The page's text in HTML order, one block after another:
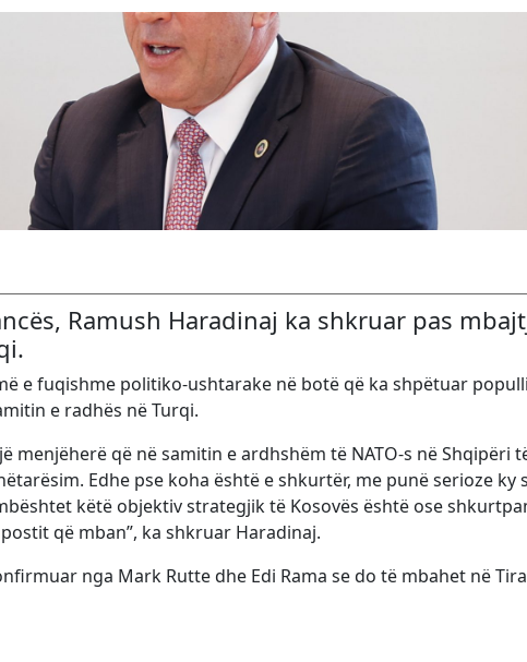
Ramush Haradinaj ka shkruar pas
e fuqishme politiko-ushtarake në botë që ka shpëtuar
e radhës në Turqi.
menjëherë që në samitin e ardhshëm të NATO-s në Shqipëri
Edhe pse koha është e shkurtër, me punë serioze ky
këtë objektiv strategjik të Kosovës është ose
që mban”, ka shkruar Haradinaj.
nga Mark Rutte dhe Edi Rama se do të mbahet në